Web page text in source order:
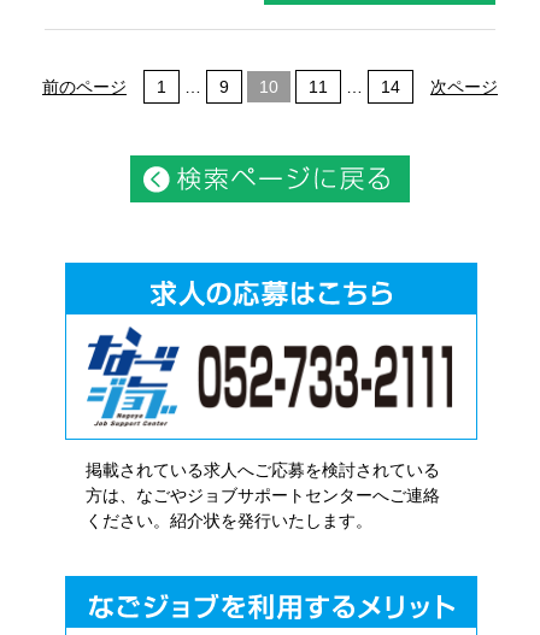
前のページ 1 9 10 11 14 次ページ
掲載されている求人へご応募を検討されている
方は、なごやジョブサポートセンターへご連絡
ください。紹介状を発行いたします。